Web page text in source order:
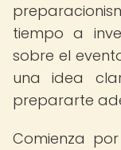
tiempo a
sobre el
una idea
prepararte
Comienza